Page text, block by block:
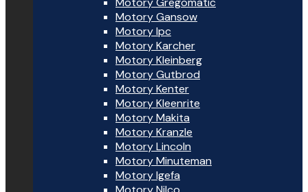
Motory Gansow
Motory Ipc
Motory Karcher
Motory Kleinberg
Motory Gutbrod
Motory Kenter
Motory Kleenrite
Motory Makita
Motory Kranzle
Motory Lincoln
Motory Minuteman
Motory Igefa